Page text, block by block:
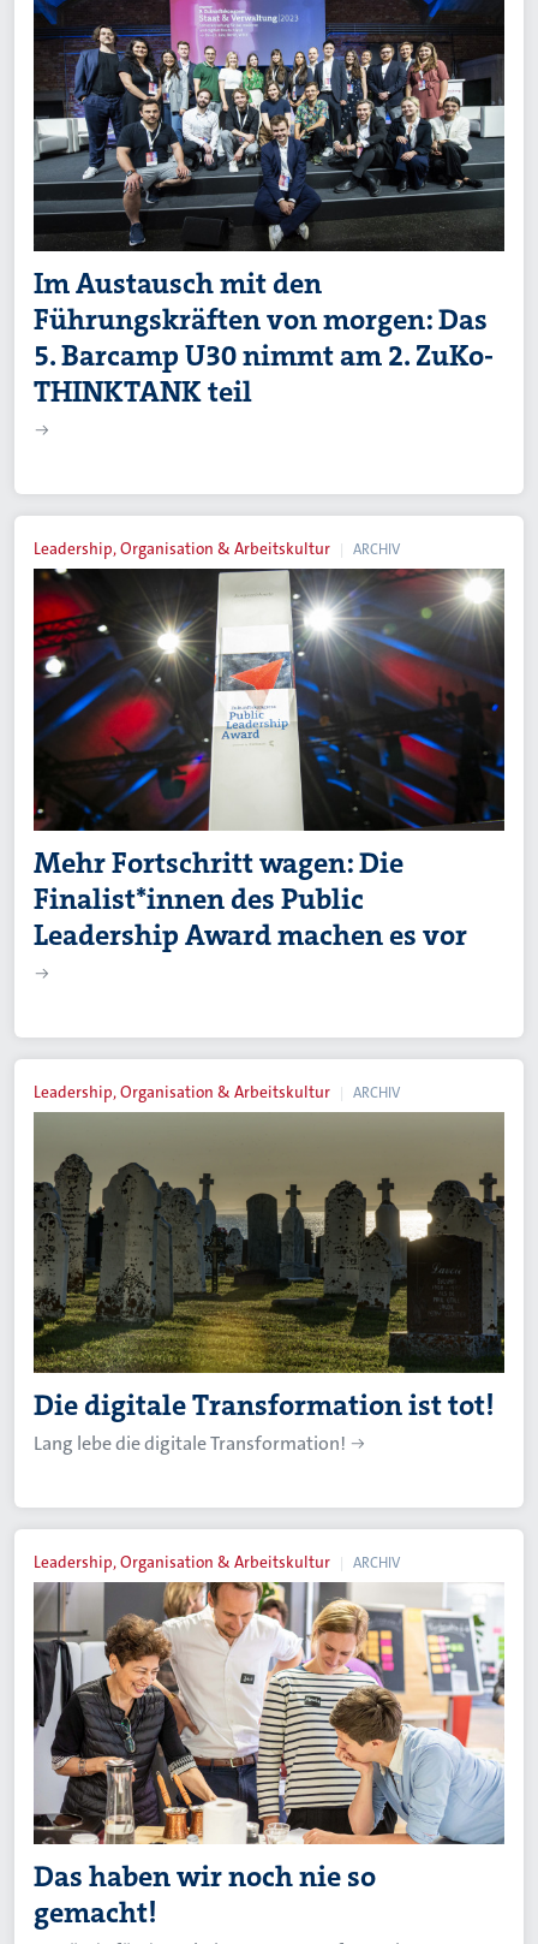
Im Austausch mit den
Führungskräften von morgen: Das
5. Barcamp U30 nimmt am 2. ZuKo-
THINKTANK teil
Leadership, Organisation & Arbeitskultur ARCHIV
Mehr Fortschritt wagen: Die
Finalist*innen des Public
Leadership Award machen es vor
Leadership, Organisation & Arbeitskultur ARCHIV
Die digitale Transformation ist tot!
Lang lebe die digitale Transformation!
Leadership, Organisation & Arbeitskultur ARCHIV
Das haben wir noch nie so
gemacht!